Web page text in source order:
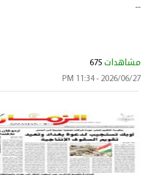
...
مشاهدات 675
2026/06/27 - 11:34 PM